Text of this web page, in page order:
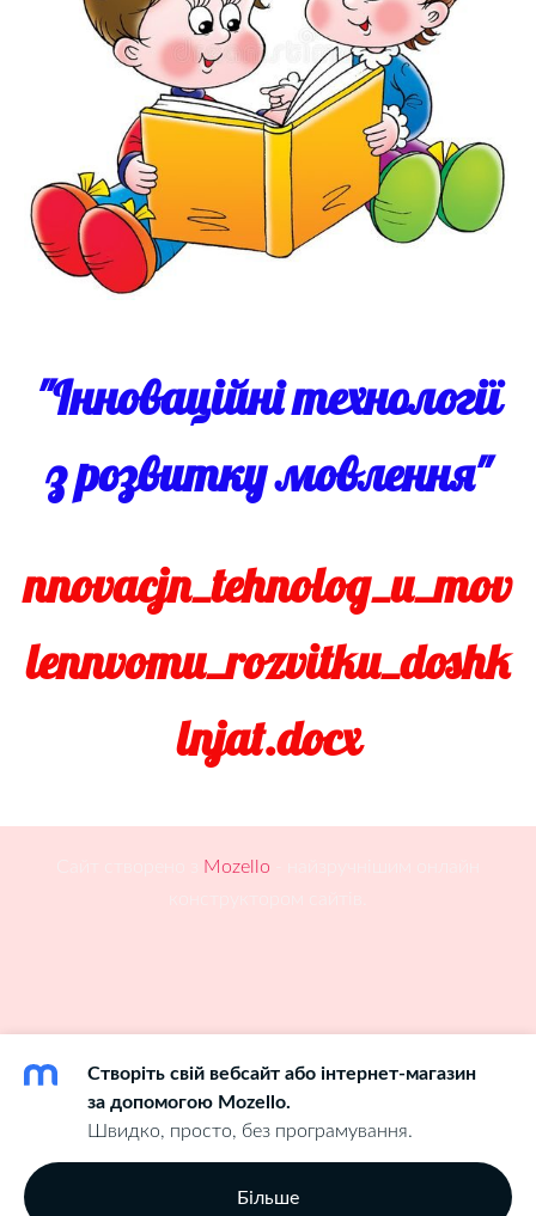
"Інноваційні технології
з розвитку мовлення"
nnovacjn_tehnolog_u_mov
lennvomu_rozvitku_doshk
lnjat.docx
Mozello
Створіть свій вебсайт або інтернет-магазин
за допомогою Mozello.
Швидко, просто, без програмування.
Більше